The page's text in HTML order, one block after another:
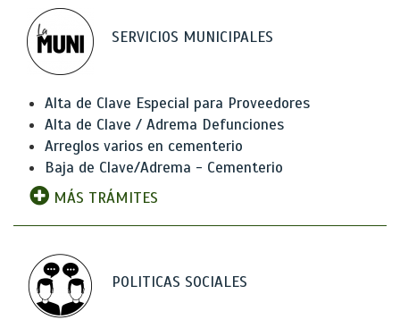
SERVICIOS MUNICIPALES
Alta de Clave Especial para Proveedores
Alta de Clave / Adrema Defunciones
Arreglos varios en cementerio
Baja de Clave/Adrema - Cementerio
MÁS TRÁMITES
POLITICAS SOCIALES